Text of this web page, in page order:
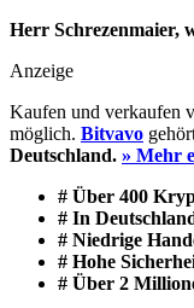
Herr Schrezenmaier,
Anzeige
Kaufen und verkaufen
möglich. Bitvavo
Deutschland. » Mehr
# Über 400
# In
# Niedrige
# Hohe
# Über 2